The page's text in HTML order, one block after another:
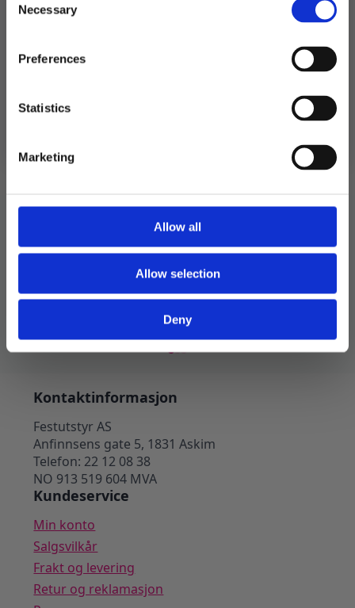
Selection
Necessary
Preferences
Statistics
Marketing
Allow all
Allow selection
Deny
Cowboyhatt – rosa med paljetter
var:
er:
Legg I Handlekurv
pynt
Kontaktinformasjon
Festutstyr AS
Anfinnsens gate 5, 1831 Askim
Telefon: 22 12 08 38
NO 913 519 604 MVA
Kundeservice
Min konto
Salgsvilkår
Frakt og levering
Retur og reklamasjon